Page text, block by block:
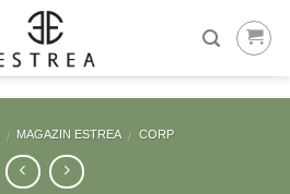
/ MAGAZIN ESTREA / CORP